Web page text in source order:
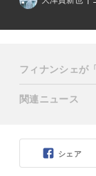
シェア
フィナンシェが
関連ニュース